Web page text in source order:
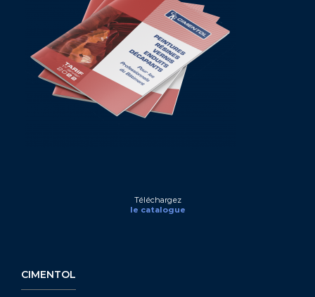
Téléchargez
le catalogue
CIMENTOL